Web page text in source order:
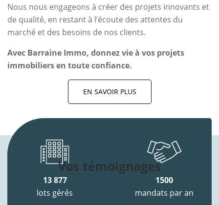
Nous nous engageons à créer des projets innovants et
de qualité, en restant à l’écoute des attentes du
marché et des besoins de nos clients.
Avec Barraine Immo, donnez vie à vos projets
immobiliers en toute confiance.
EN SAVOIR PLUS
Vos témoignages
13 877
lots gérés
1500
mandats par an